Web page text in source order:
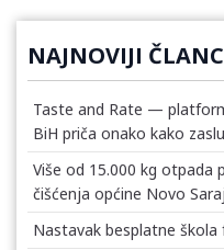
NAJNOVIJI
Taste and Rate —
BiH priča onako kako
Više od 15.000 kg otpada
čišćenja općine Novo
Nastavak besplatne škola